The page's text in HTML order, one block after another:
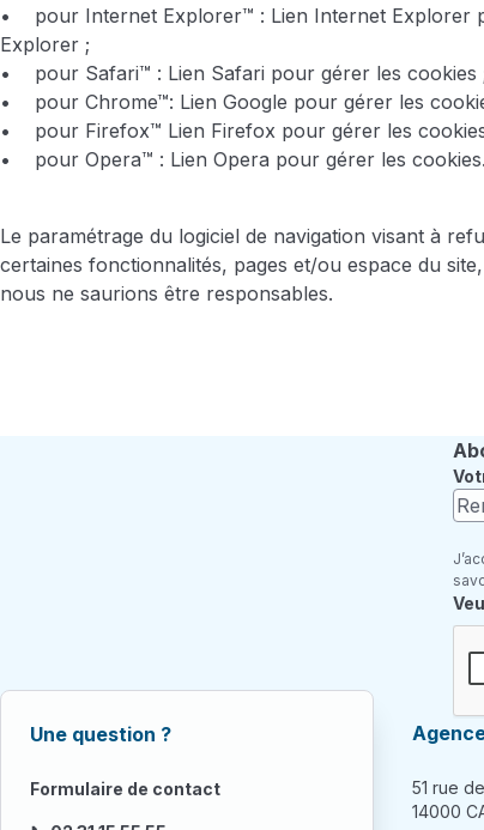
• pour Internet Explorer™ : Lien Internet Explorer
Explorer ;
• pour Safari™ : Lien Safari pour gérer les cookies
• pour Chrome™: Lien Google pour gérer les
• pour Firefox™ Lien Firefox pour gérer les
• pour Opera™ : Lien Opera pour gérer les cookies.
Le paramétrage du logiciel de navigation visant à
certaines fonctionnalités, pages et/ou espace du
nous ne saurions être responsables.
Une question ?
Formulaire de contact
51 rue
14000